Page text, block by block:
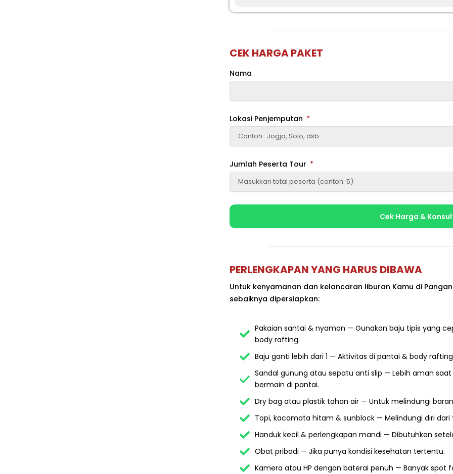
CEK HARGA PAKET
Nama
Lokasi Penjemputan
Jumlah Peserta Tour
Cek Harga &
PERLENGKAPAN YANG HARUS DIBAWA
Untuk kenyamanan dan kelancaran liburan Kamu di
sebaiknya dipersiapkan:
Pakaian santai & nyaman — Gunakan baju tipis yang
body rafting.
Baju ganti lebih dari 1 — Aktivitas di pantai & body
Sandal gunung atau sepatu anti slip — Lebih aman
bermain di pantai.
Dry bag atau plastik tahan air — Untuk melindungi
Topi, kacamata hitam & sunblock — Melindungi diri
Handuk kecil & perlengkapan mandi — Dibutuhkan
Obat pribadi — Jika punya kondisi kesehatan tertentu.
Kamera atau HP dengan baterai penuh — Banyak spot